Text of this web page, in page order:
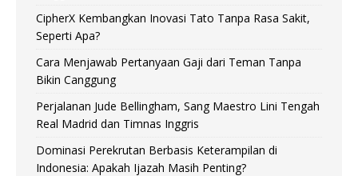
CipherX Kembangkan Inovasi Tato Tanpa Rasa Sakit,
Seperti Apa?
Cara Menjawab Pertanyaan Gaji dari Teman Tanpa
Bikin Canggung
Perjalanan Jude Bellingham, Sang Maestro Lini Tengah
Real Madrid dan Timnas Inggris
Dominasi Perekrutan Berbasis Keterampilan di
Indonesia: Apakah Ijazah Masih Penting?